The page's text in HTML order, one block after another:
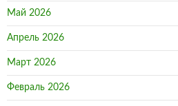
Май 2026
Апрель 2026
Март 2026
Февраль 2026